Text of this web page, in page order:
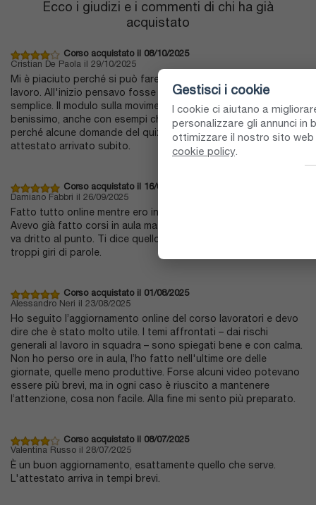
Ecco i giudizi e i commenti di chi ha già
acquistato
Corso acquistato il 08/10/2025
Cristian De Paola il 29/10/2025
Mi è piaciuto perché si può fare tranquillo e organizzarti col
lavoro. All'inizio pensavo fosse tutto complicato ma invece è
semplice. Il modulo sulla movimentazione manuale è spiegato
benissimo, anche con esempi chiari. Non ho dato 5 stelle solo
perché alcune domande del quiz non le ho capite, però alla fine
attestato arrivato subito.
Corso acquistato il 16/09/2025
Damiano Fabbri il 26/09/2025
Fatto tutto online mentre ero in trasferta, nessun problema.
Avevo già fatto corsi in aula ma questo è molto più comodo e
va dritto al punto. Ti dice quello che ti serve davvero, senza
troppi giri di parole.
Corso acquistato il 01/08/2025
Alessandro Neri il 23/08/2025
Ho seguito l’aggiornamento online del corso lavoratori e devo
dire che è stato molto utile. I temi affrontati – dai rischi
generali al lavoro in squadra – sono spiegati bene e con calma.
Non ho perso ore in aula, l’ho fatto nell'ultime ore delle
giornate, quelle meno produttive. Forse alcuni video potevano
essere più brevi, ma in ogni caso è riuscito a mantenere
l’attenzione, cosa non facile. Alla fine mi sento più preparato.
Corso acquistato il 08/07/2025
Valentina Russo il 28/07/2025
È un buon aggiornamento, esattamente quello che serve.
L'attestato arriva in tempi brevi.
Gestisci i cookie
I cookie ci aiutano a
personalizzare gli annunci in
ottimizzare il nostro sito
cookie policy.